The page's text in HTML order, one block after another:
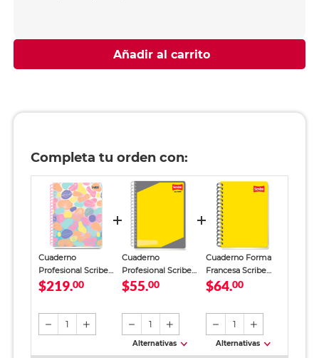
Añadir al carrito
Completa tu orden con:
Cuaderno
Profesional Scribe
Incolors Raya 180
$219.00
1
Cuaderno
Profesional Scribe
Ultra Raya 100
$55.00
1
Alternativas
Cuaderno Forma
Francesa Scribe
Cuadro Chico 100
$64.00
1
Alternativas